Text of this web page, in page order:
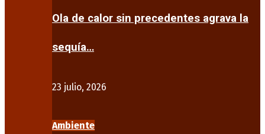
Ola de calor sin precedentes agrava la
sequía…
23 julio, 2026
Ambiente